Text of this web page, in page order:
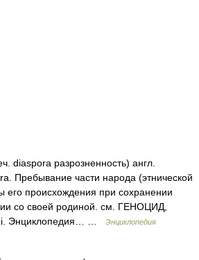
diaspora разрозненность) англ.
Пребывание части народа (этнической
его происхождения при сохранении
со своей родиной. см. ГЕНОЦИД,
Энциклопедия… …
Энциклопедия